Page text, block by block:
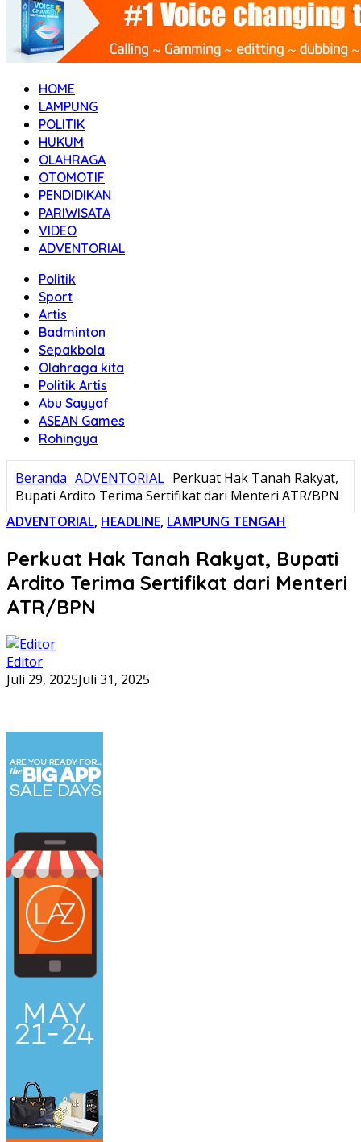
HOME
LAMPUNG
POLITIK
HUKUM
OLAHRAGA
OTOMOTIF
PENDIDIKAN
PARIWISATA
VIDEO
ADVENTORIAL
Politik
Sport
Artis
Badminton
Sepakbola
Olahraga kita
Politik Artis
Abu Sayyaf
ASEAN Games
Rohingya
Beranda ADVENTORIAL Perkuat Hak Tanah Rakyat,
Bupati Ardito Terima Sertifikat dari Menteri ATR/BPN
ADVENTORIAL, HEADLINE, LAMPUNG TENGAH
Perkuat Hak Tanah Rakyat, Bupati
Ardito Terima Sertifikat dari Menteri
ATR/BPN
Editor
Juli 29, 2025Juli 31, 2025